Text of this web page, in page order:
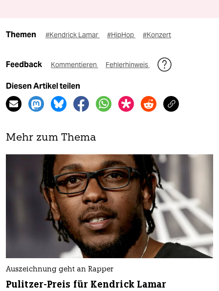
Themen #Kendrick Lamar #HipHop #Konzert
Feedback Kommentieren Fehlerhinweis
Diesen Artikel teilen
Mehr zum Thema
Auszeichnung geht an Rapper
Pulitzer-Preis für Kendrick Lamar